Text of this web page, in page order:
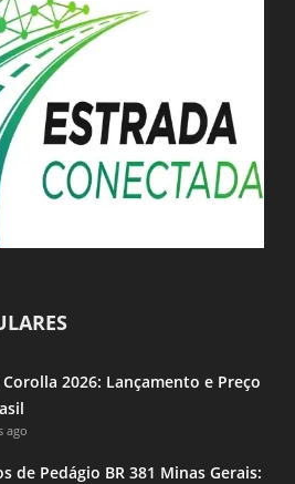
2026: Lançamento e Preço
ago
de Pedágio BR 381 Minas Gerais: